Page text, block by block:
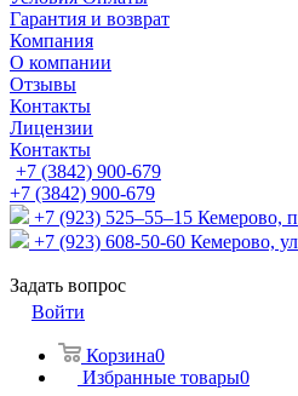
Гарантия и возврат
Компания
О компании
Отзывы
Контакты
Лицензии
Контакты
+7 (3842) 900-679
+7 (3842) 900-679
+7 (923) 525–55–15 Кемерово,
+7 (923) 608-50-60 Кемерово,
Задать вопрос
Войти
Корзина0
Избранные товары0